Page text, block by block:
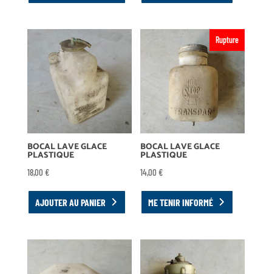
BOCAL LAVE GLACE
PLASTIQUE
18,00 €
AJOUTER AU PANIER
Rupture
BOCAL LAVE GLACE
PLASTIQUE
14,00€
ME TENIR INFORMÉ